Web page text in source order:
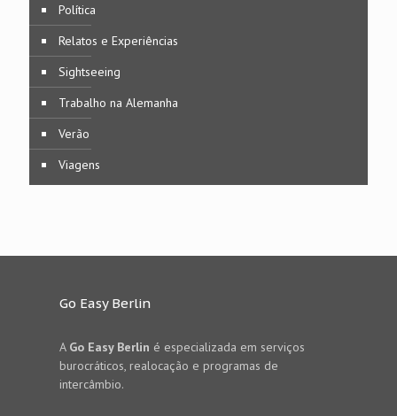
Política
Relatos e Experiências
Sightseeing
Trabalho na Alemanha
Verão
Viagens
Go Easy Berlin
A Go Easy Berlin é especializada em serviços
burocráticos, realocação e programas de
intercâmbio.